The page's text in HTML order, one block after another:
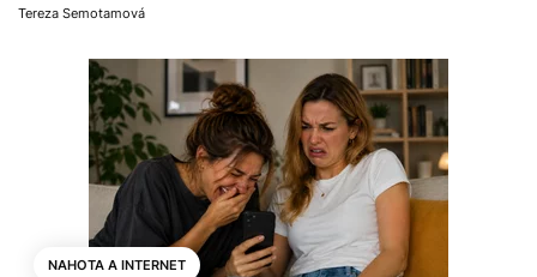
Tereza Semotamová
NAHOTA A INTERNET